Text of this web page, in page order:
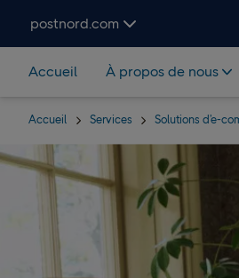
postnord.com
Accueil À propos de nous
Accueil Services Solutions d’e-